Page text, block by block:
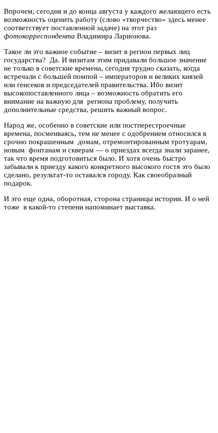
Впрочем, сегодня и до конца августа у каждого желающего есть
возможность оценить работу (слово «творчество» здесь менее
соответствует поставленной задаче) на этот раз
фотокорреспондента Владимира Ларионова.
Такое ли это важное событие – визит в регион первых лиц
государства? Да. И визитам этим придавали большое значение
не только в советские времена, сегодня трудно сказать, когда
встречали с большей помпой – императоров и великих князей
или генсеков и председателей правительства. Ибо визит
высокопоставленного лица – возможность обратить его
внимание на важную для региона проблему, получить
дополнительные средства, решить важный вопрос.
Народ же, особенно в советские или постперестроечные
времена, посмеиваясь, тем не менее с одобрением относился в
срочно покрашенным домам, отремонтированным тротуарам,
новым фонтанам и скверам — о приездах всегда знали заранее,
так что время подготовиться было. И хотя очень быстро
забывали к приезду какого конкретного высокого гостя это было
сделано, результат-то оставался городу. Как своеобразный
подарок.
И это еще одна, оборотная, сторона страницы истории. И о ней
тоже в какой-то степени напоминает выставка.